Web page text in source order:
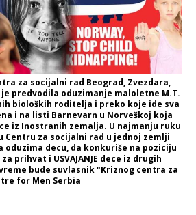
za socijalni rad Beograd, Zvezdara,
je predvodila oduzimanje maloletne M.T.
bioloških roditelja i preko koje ide sva
i na listi Barnevarn u Norveškoj koja
iz Inostranih zemalja. U najmanju ruku
Centru za socijalni rad u jednoj zemlji
oduzima decu, da konkuriše na poziciju
prihvat i USVAJANJE dece iz drugih
bude suvlasnik "Kriznog centra za
for Men Serbia